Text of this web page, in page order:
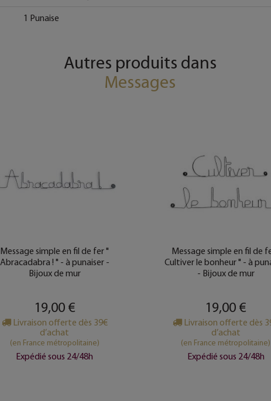
1 Punaise
Autres produits dans
Messages
Message simple en fil de fer "
Abracadabra ! " - à punaiser -
Bijoux de mur
19,00 €
Livraison offerte dès 39€
d’achat
(en France métropolitaine)
Expédié sous 24/48h
Message simple en fil de
Cultiver le bonheur " - à
- Bijoux de mur
19,00 €
Livraison offerte dès
d’achat
(en France métropolitaine)
Expédié sous 24/48h